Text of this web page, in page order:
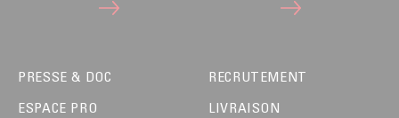
PRESSE & DOC
ESPACE PRO
RECRUTEMENT
LIVRAISON